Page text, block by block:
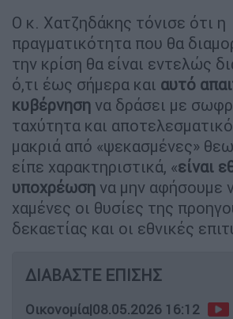
Ο κ. Χατζηδάκης τόνισε ότι η
πραγματικότητα που θα
την κρίση θα είναι εντελώς
ό,τι έως σήμερα και αυτό
κυβέρνηση να δράσει με
ταχύτητα και
μακριά από «ψεκασμένες»
είπε χαρακτηριστικά, «είναι
υποχρέωση να μην αφήσουμε
χαμένες οι θυσίες της
δεκαετίας και οι εθνικές
ΔΙΑΒΑΣΤΕ ΕΠΙΣΗΣ
Οικονομία|08.05.2026 16:12